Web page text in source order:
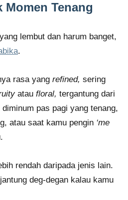
Tenang
lembut dan harum banget,
.
rasa yang refined, sering
atau floral, tergantung dari
pas pagi yang tenang,
atau saat kamu pengin ‘me
rendah daripada jenis lain.
deg-degan kalau kamu